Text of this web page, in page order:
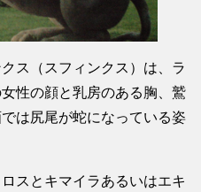
ス（スフィンクス）は、ラ
性の顔と乳房のある胸、鷲
は尻尾が蛇になっている姿
スとキマイラあるいはエキ